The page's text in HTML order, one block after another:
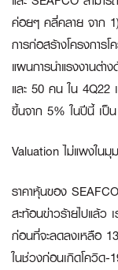
ค่อยๆ คลี่คลาย จาก
การก่อสร้างโครงการ
แผนการนำแรงงานต่
และ 50 คน ใน 4Q22
ขึ้นจาก 5% ในปีนี้ เป็
Valuation ไม่แพงในมุ
ราคาหุ้นของ
สะท้อนข่าวร้ายไปแล้ว
ก่อนที่จะลดลงเหลือ
ในช่วงก่อนเกิดโควิด-